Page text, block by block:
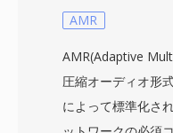
は変換ステージや
フェースまたは集
ロビジョニングさ
一度に電話機のフ
AMR
AMR(Adaptive
圧縮オーディオ形
によって標準化さ